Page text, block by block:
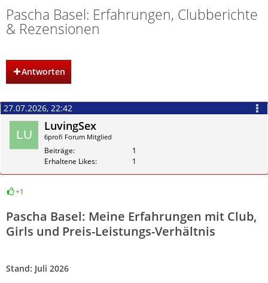
Pascha Basel: Erfahrungen, Clubberichte
& Rezensionen
Antworten
27.07.2026, 22:42
LuvingSex
6profi Forum Mitglied
Beiträge
1
Erhaltene Likes
1
+1
Pascha Basel: Meine Erfahrungen mit Club,
Girls und Preis-Leistungs-Verhältnis
Stand: Juli 2026